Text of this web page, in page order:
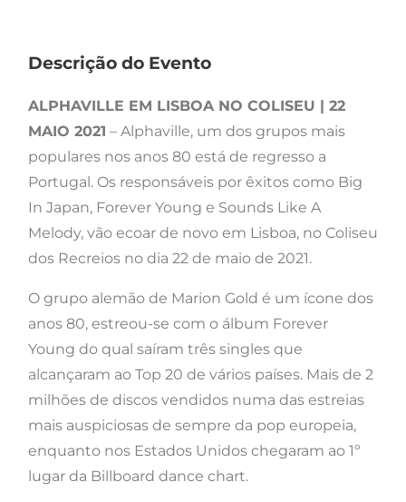
Descrição do Evento
ALPHAVILLE EM LISBOA NO COLISEU | 22
MAIO 2021 – Alphaville, um dos grupos mais
populares nos anos 80 está de regresso a
Portugal. Os responsáveis por êxitos como Big
In Japan, Forever Young e Sounds Like A
Melody, vão ecoar de novo em Lisboa, no Coliseu
dos Recreios no dia 22 de maio de 2021.
O grupo alemão de Marion Gold é um ícone dos
anos 80, estreou-se com o álbum Forever
Young do qual saíram três singles que
alcançaram ao Top 20 de vários países. Mais de 2
milhões de discos vendidos numa das estreias
mais auspiciosas de sempre da pop europeia,
enquanto nos Estados Unidos chegaram ao 1º
lugar da Billboard dance chart.